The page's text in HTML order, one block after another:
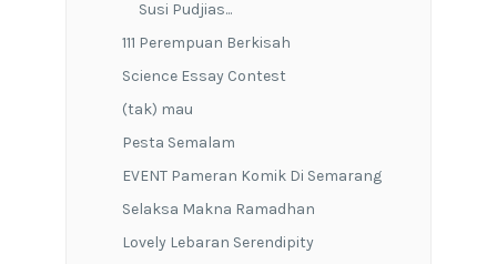
Susi Pudjias...
111 Perempuan Berkisah
Science Essay Contest
(tak) mau
Pesta Semalam
EVENT Pameran Komik Di Semarang
Selaksa Makna Ramadhan
Lovely Lebaran Serendipity